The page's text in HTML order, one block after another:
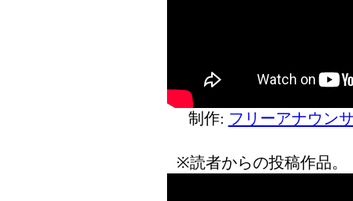
制作: フリーアナウン
※読者からの投稿作品